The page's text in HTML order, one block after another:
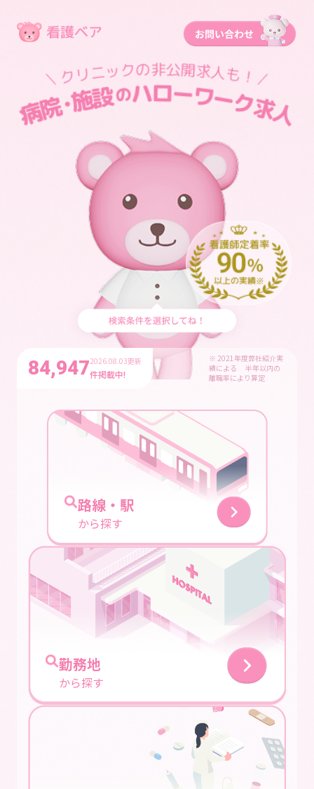
84,9472026.08.03更新
件掲載中!
※ 2021年度弊社紹介実
績による 半年以内の
離職率により算定
路線・駅
から探す
勤務地
から探す